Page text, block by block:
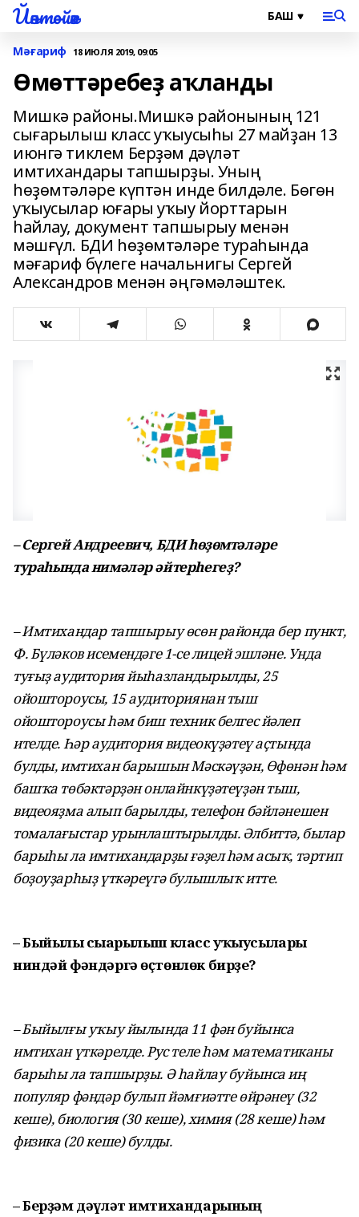
Йәнтөйәк
Мәғариф 18 ИЮЛЯ 2019, 09:05
Өмөттәребеҙ аҡланды
Мишкә районы.Мишкә районының 121
сығарылыш класс уҡыусыһы 27 майҙан 13
июнгә тиклем Берҙәм дәүләт
имтихандары тапшырҙы. Уның
һөҙөмтәләре күптән инде билдәле. Бөгөн
уҡыусылар юғары уҡыу йорттарын
һайлау, документ тапшырыу менән
мәшғүл. БДИ һөҙөмтәләре тураһында
мәғариф бүлеге начальнигы Сергей
Александров менән әңгәмәләштек.
– Сергей Андреевич, БДИ һөҙөмтәләре
тураһында нимәләр әйтерһегеҙ?
– Имтихандар тапшырыу өсөн районда бер пункт,
Ф. Бүләков исемендәге 1-се лицей эшләне. Унда
туғыҙ аудитория йыһазландырылды, 25
ойоштороусы, 15 аудиториянан тыш
ойоштороусы һәм биш техник белгес йәлеп
ителде. Һәр аудитория видеокүҙәтеү аҫтында
булды, имтихан барышын Мәскәүҙән, Өфөнән һәм
башҡа төбәктәрҙән онлайнкүҙәтеүҙән тыш,
видеояҙма алып барылды, телефон бәйләнешен
томалағыстар урынлаштырылды. Әлбиттә, былар
барыһы ла имтихандарҙы ғәҙел һәм асыҡ, тәртип
боҙоуҙарһыҙ үткәреүгә булышлыҡ итте.
– Быйылғы сығарылыш класс уҡыусылары
ниндәй фәндәргә өҫтөнлөк бирҙе?
– Быйылғы уҡыу йылында 11 фән буйынса
имтихан үткәрелде. Рус теле һәм математиканы
барыһы ла тапшырҙы. Ә һайлау буйынса иң
популяр фәндәр булып йәмғиәтте өйрәнеү (32
кеше), биология (30 кеше), химия (28 кеше) һәм
физика (20 кеше) булды.
– Берҙәм дәүләт имтихандарының